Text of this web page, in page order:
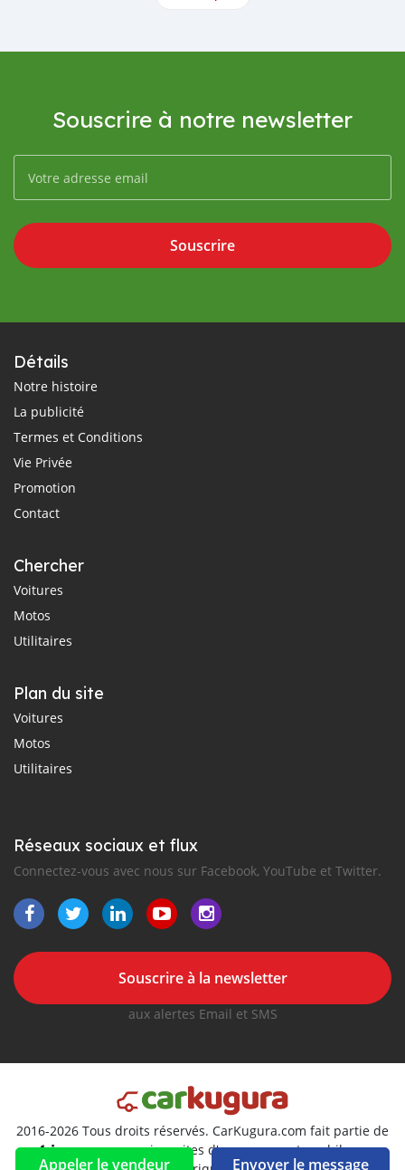
Appeler le vendeur Envoyer le message
Souscrire à notre newsletter
Souscrire
Détails
Notre histoire
La publicité
Termes et Conditions
Vie Privée
Promotion
Contact
Chercher
Voitures
Motos
Utilitaires
Plan du site
Voitures
Motos
Utilitaires
Réseaux sociaux et flux
Connectez-vous avec nous sur Facebook, YouTube et Twitter.
Souscrire à la newsletter
aux alertes Email et SMS
2016-2026 Tous droits réservés. CarKugura.com fait partie de
, premiers sites d'annonces automobiles en